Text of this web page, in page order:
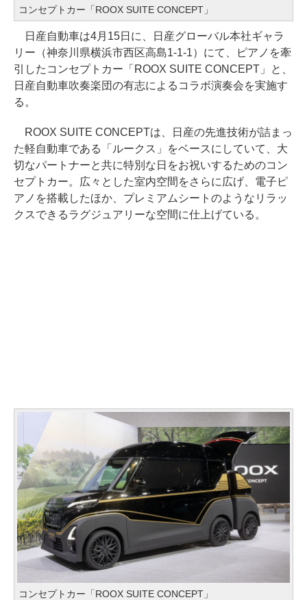
コンセプトカー「ROOX SUITE CONCEPT」
日産自動車は4月15日に、日産グローバル本社ギャラ
リー（神奈川県横浜市西区高島1-1-1）にて、ピアノを牽
引したコンセプトカー「ROOX SUITE CONCEPT」と、
日産自動車吹奏楽団の有志によるコラボ演奏会を実施す
る。
ROOX SUITE CONCEPTは、日産の先進技術が詰まっ
た軽自動車である「ルークス」をベースにしていて、大
切なパートナーと共に特別な日をお祝いするためのコン
セプトカー。広々とした室内空間をさらに広げ、電子ピ
アノを搭載したほか、プレミアムシートのようなリラッ
クスできるラグジュアリーな空間に仕上げている。
コンセプトカー「ROOX SUITE CONCEPT」